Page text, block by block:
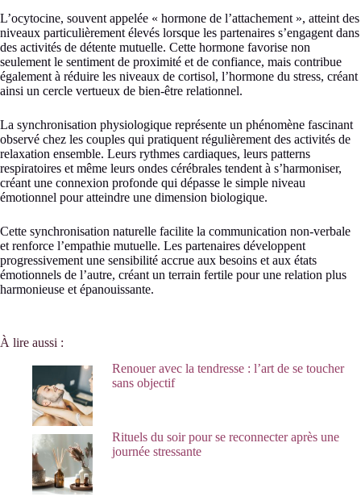
L’ocytocine, souvent appelée « hormone de l’attachement », atteint des
niveaux particulièrement élevés lorsque les partenaires s’engagent dans
des activités de détente mutuelle. Cette hormone favorise non
seulement le sentiment de proximité et de confiance, mais contribue
également à réduire les niveaux de cortisol, l’hormone du stress, créant
ainsi un cercle vertueux de bien-être relationnel.
La synchronisation physiologique représente un phénomène fascinant
observé chez les couples qui pratiquent régulièrement des activités de
relaxation ensemble. Leurs rythmes cardiaques, leurs patterns
respiratoires et même leurs ondes cérébrales tendent à s’harmoniser,
créant une connexion profonde qui dépasse le simple niveau
émotionnel pour atteindre une dimension biologique.
Cette synchronisation naturelle facilite la communication non-verbale
et renforce l’empathie mutuelle. Les partenaires développent
progressivement une sensibilité accrue aux besoins et aux états
émotionnels de l’autre, créant un terrain fertile pour une relation plus
harmonieuse et épanouissante.
À lire aussi :
Renouer avec la tendresse : l’art de se toucher
sans objectif
Rituels du soir pour se reconnecter après une
journée stressante